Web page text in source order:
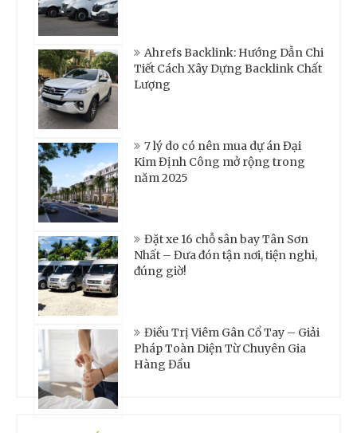
Ahrefs Backlink: Hướng Dẫn Chi
Tiết Cách Xây Dựng Backlink Chất
Lượng
7 lý do có nên mua dự án Đại
Kim Định Công mở rộng trong
năm 2025
Đặt xe 16 chỗ sân bay Tân Sơn
Nhất – Đưa đón tận nơi, tiện nghi,
đúng giờ!
Điều Trị Viêm Gân Cổ Tay – Giải
Pháp Toàn Diện Từ Chuyên Gia
Hàng Đầu